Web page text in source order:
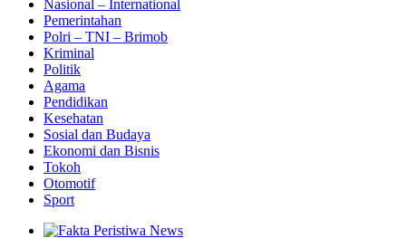
Nasional – International
Pemerintahan
Polri – TNI – Brimob
Kriminal
Politik
Agama
Pendidikan
Kesehatan
Sosial dan Budaya
Ekonomi dan Bisnis
Tokoh
Otomotif
Sport